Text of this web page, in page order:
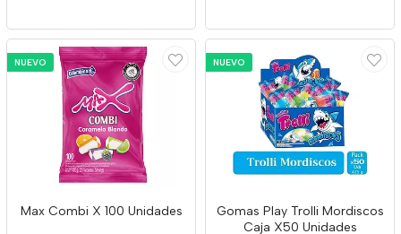
NUEVO
Max Combi X 100 Unidades
NUEVO
Gomas Play Trolli Mordiscos
Caja X50 Unidades